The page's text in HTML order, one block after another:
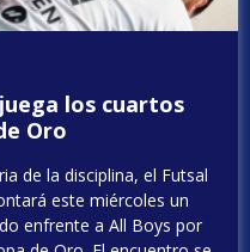
los cuartos
Oro
de la disciplina, el Futsal
este miércoles un
enfrente a All Boys por